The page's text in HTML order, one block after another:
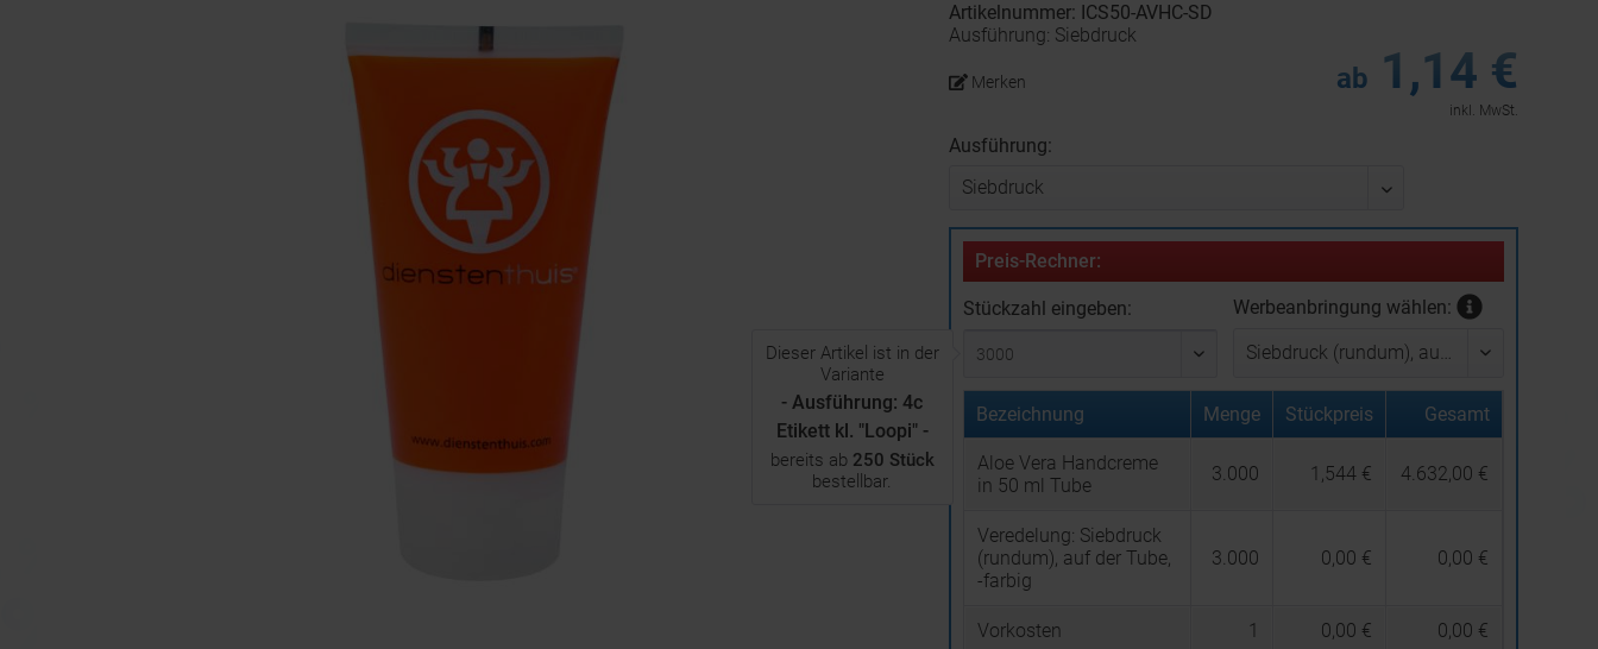
Artikelnummer: ICS50-AVHC-SD
Ausführung: Siebdruck
ab 1,14 €
inkl. MwSt.
Merken
Ausführung:
Preis-Rechner:
Stückzahl eingeben:
Dieser Artikel ist in der
Variante
- Ausführung: 4c
Etikett kl. "Loopi" -
bereits ab 250 Stück
bestellbar.
Werbeanbringung wählen:
Bezeichnung Menge Stückpreis Gesamt
Aloe Vera Handcreme
in 50 ml Tube
3.000 1,544 € 4.632,00 €
Veredelung: Siebdruck
(rundum), auf der Tube,
-farbig
3.000 0,00 € 0,00 €
Vorkosten 1 0,00 € 0,00 €